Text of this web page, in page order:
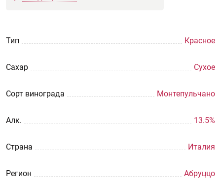
Тип Красное
Сахар Сухое
Сорт винограда Монтепульчано
Aлк. 13.5%
Страна Италия
Регион Абруццо